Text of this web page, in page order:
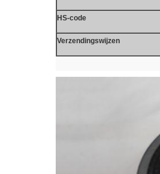
HS-code
Verzendingswijzen